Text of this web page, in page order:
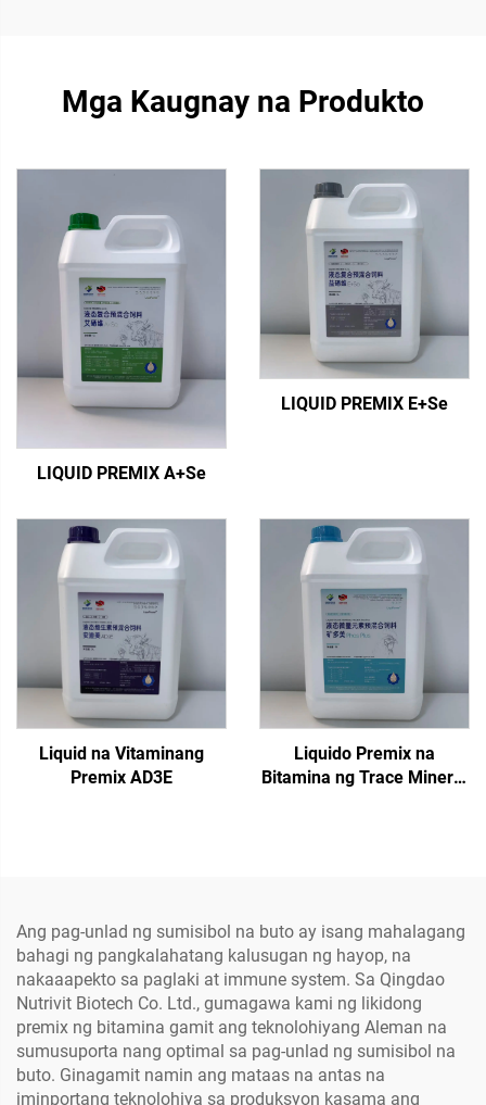
Mga Kaugnay na Produkto
LIQUID PREMIX A+Se
LIQUID PREMIX E+Se
Liquid na Vitaminang
Premix AD3E
Liquido Premix na
Bitamina ng Trace Mineral
Ang pag-unlad ng sumisibol na buto ay isang mahalagang
bahagi ng pangkalahatang kalusugan ng hayop, na
nakaaapekto sa paglaki at immune system. Sa Qingdao
Nutrivit Biotech Co. Ltd., gumagawa kami ng likidong
premix ng bitamina gamit ang teknolohiyang Aleman na
sumusuporta nang optimal sa pag-unlad ng sumisibol na
buto. Ginagamit namin ang mataas na antas na
iminportang teknolohiya sa produksyon kasama ang